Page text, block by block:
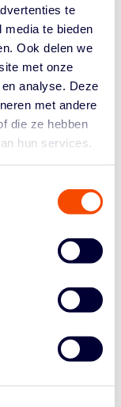
te
te bieden
Ook delen we
met onze
analyse. Deze
met andere
die ze hebben
hun services.
gespeeld
mogelijk nog
Lions
uit de
Loyce
Ilse Kuijt. Team
van
ons spel te
het ritme in
verdedigen.
het eerste